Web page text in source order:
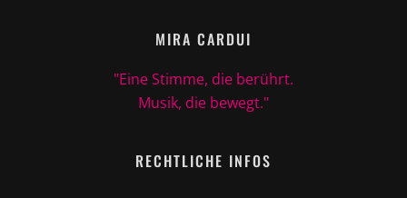
MIRA CARDUI
"Eine Stimme, die berührt.
Musik, die bewegt."
RECHTLICHE INFOS